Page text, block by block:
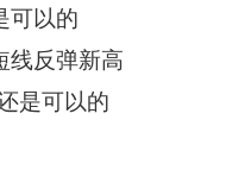
以的
反弹新高
是可以的